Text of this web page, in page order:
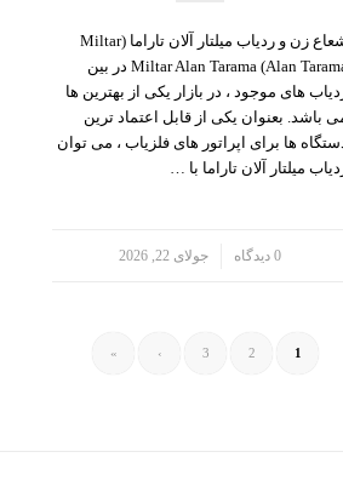
شعاع زن و ردیاب میلتار آلان تاراما (Miltar
Alan Tarama) Miltar Alan Tarama در بین
های موجود ، در بازار یکی از بهترین ها
باشد. بعنوان یکی از قابل اعتماد ترین
ها برای اپراتور های فلزیاب ، می توان
میلتار آلان تاراما با …
0 دیدگاه جولای 22, 2026
1
2
3
›
»